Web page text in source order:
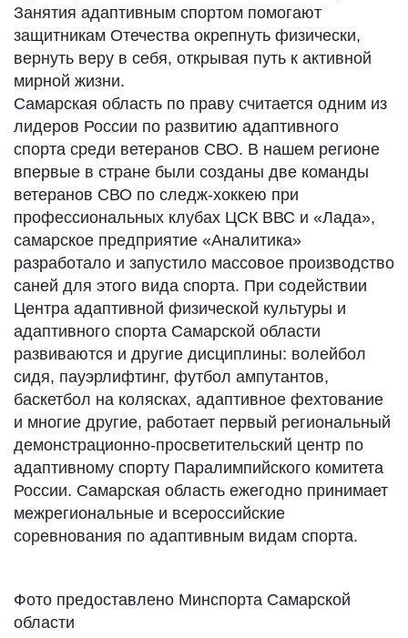
Занятия адаптивным спортом помогают
защитникам Отечества окрепнуть физически,
вернуть веру в себя, открывая путь к активной
мирной жизни.
Самарская область по праву считается одним из
лидеров России по развитию адаптивного
спорта среди ветеранов СВО. В нашем регионе
впервые в стране были созданы две команды
ветеранов СВО по следж-хоккею при
профессиональных клубах ЦСК ВВС и «Лада»,
самарское предприятие «Аналитика»
разработало и запустило массовое производство
саней для этого вида спорта. При содействии
Центра адаптивной физической культуры и
адаптивного спорта Самарской области
развиваются и другие дисциплины: волейбол
сидя, пауэрлифтинг, футбол ампутантов,
баскетбол на колясках, адаптивное фехтование
и многие другие, работает первый региональный
демонстрационно-просветительский центр по
адаптивному спорту Паралимпийского комитета
России. Самарская область ежегодно принимает
межрегиональные и всероссийские
соревнования по адаптивным видам спорта.
Фото предоставлено Минспорта Самарской
области